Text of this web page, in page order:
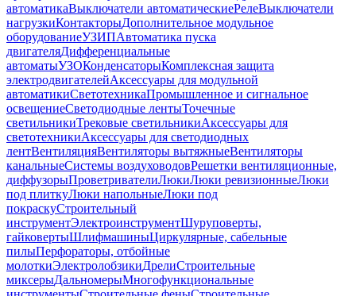
автоматикаВыключатели автоматическиеРелеВыключатели
нагрузкиКонтакторыДополнительное модульное
оборудованиеУЗИПАвтоматика пуска
двигателяДифференциальные
автоматыУЗОКонденсаторыКомплексная защита
электродвигателейАксессуары для модульной
автоматикиСветотехникаПромышленное и сигнальное
освещениеСветодиодные лентыТочечные
светильникиТрековые светильникиАксессуары для
светотехникиАксессуары для светодиодных
лентВентиляцияВентиляторы вытяжныеВентиляторы
канальныеСистемы воздуховодовРешетки вентиляционные,
диффузорыПроветривателиЛюкиЛюки ревизионныеЛюки
под плиткуЛюки напольныеЛюки под
покраскуСтроительный
инструментЭлектроинструментШуруповерты,
гайковертыШлифмашиныЦиркулярные, сабельные
пилыПерфораторы, отбойные
молоткиЭлектролобзикиДрелиСтроительные
миксерыДальномерыМногофункциональные